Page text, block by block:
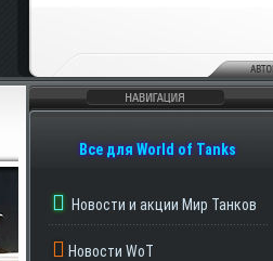
Навигация
Все для World of Tanks
Новости и акции Мир Танков
Новости WoT